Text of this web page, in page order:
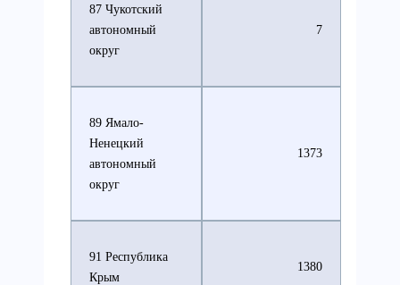
87 Чукотский
автономный
округ
7
89 Ямало-
Ненецкий
автономный
округ
1373
91 Республика
Крым
1380